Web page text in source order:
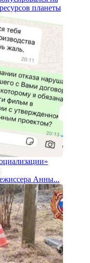
планеты
Анны...